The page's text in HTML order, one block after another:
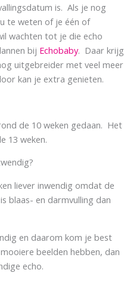
is. Als je nog
te weten of je één of
wachten tot je die echo
bij Echobaby. Daar krijg
uitgebreider met veel meer
kan je extra genieten.
de 10 weken gedaan. Het
13 weken.
liever inwendig omdat de
blaas- en darmvulling dan
en daarom kom je best
beelden hebben, dan
echo.